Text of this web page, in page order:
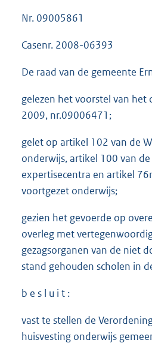
Nr. 09005861
Casenr. 2008-06393
De raad van de gemeente
gelezen het voorstel van het
2009, nr.09006471;
gelet op artikel 102 van de
onderwijs, artikel 100 van
expertisecentra en artikel
voortgezet onderwijs;
gezien het gevoerde op
overleg met
gezagsorganen van de niet
stand gehouden scholen in
b e s l u i t :
vast te stellen de
huisvesting onderwijs